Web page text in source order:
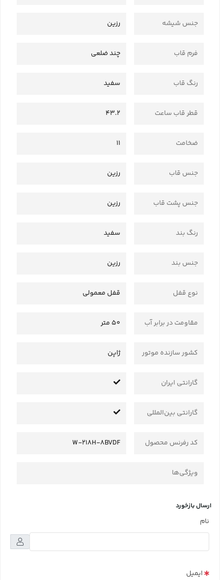
جنس شیشه رزین
فرم قاب چند ضلعی
رنگ قاب سفید
قطر قاب ساعت 43.2
ضخامت 11
جنس قاب رزین
جنس پشت قاب رزین
رنگ بند سفید
جنس بند رزین
نوع قفل قفل معمولی
مقاومت در برابر آب 50 متر
کشور سازنده موتور ژاپن
گارانتی ایران
گارانتی بین‌المللی
کد رفرنس محصول W-218H-8BVDF
ویژگی‌ها
ارسال بازخورد
نام
ایمیل